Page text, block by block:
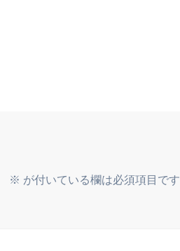
※ が付いている欄は必須項目です